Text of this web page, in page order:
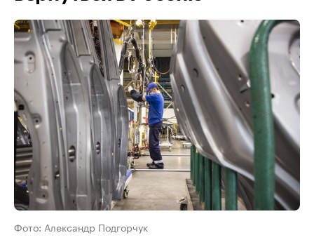
Фото: Александр Подгорчук